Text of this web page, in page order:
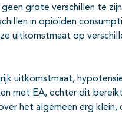
geen grote verschillen te
in opioïden
uitkomstmaat op
uitkomstmaat,
met EA, echter dit
het algemeen erg